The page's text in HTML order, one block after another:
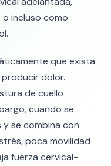
incluso como
que exista
producir dolor.
de cuello
cuando se
se combina con
poca movilidad
fuerza cervical-